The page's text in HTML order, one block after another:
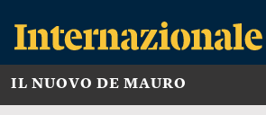
IL NUOVO DE MAURO